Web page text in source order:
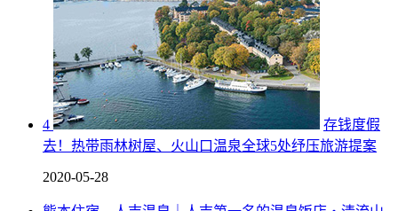
4
存钱度假
去！热带雨林树屋、火山口温泉全球5处纾压旅游提案
2020-05-28